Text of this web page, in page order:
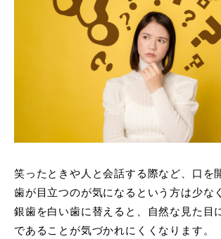
笑ったときや人と会話する際など、口を
歯が目立つのが気になるという方は少な
銀歯を白い歯に替えると、自然な見た目
であることが気づかれにくくなります。